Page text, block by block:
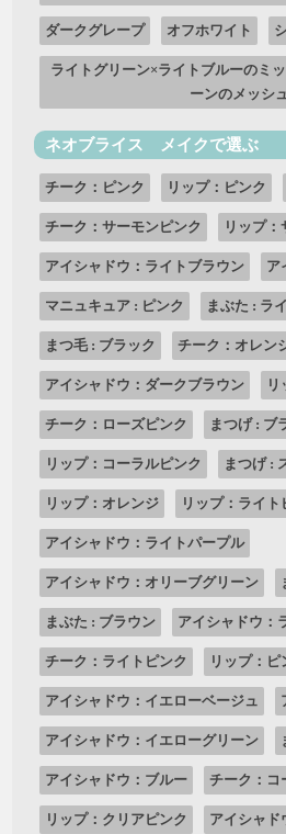
ダークグレープ オフホワイト
ライトグリーン×ライトブルーのミ
ーンのメッシ
ネオブライス メイクで選ぶ
チーク：ピンク リップ：ピンク
チーク：サーモンピンク リップ：
アイシャドウ：ライトブラウン ア
マニュキュア : ピンク まぶた : ラ
まつ毛 : ブラック チーク：オレン
アイシャドウ：ダークブラウン リ
チーク：ローズピンク まつげ : ブ
リップ：コーラルピンク まつげ :
リップ：オレンジ リップ：ライト
アイシャドウ：ライトパープル
アイシャドウ：オリーブグリーン
まぶた : ブラウン アイシャドウ：
チーク：ライトピンク リップ：ピ
アイシャドウ：イエローベージュ
アイシャドウ：イエローグリーン
アイシャドウ：ブルー チーク：コ
リップ：クリアピンク アイシャド